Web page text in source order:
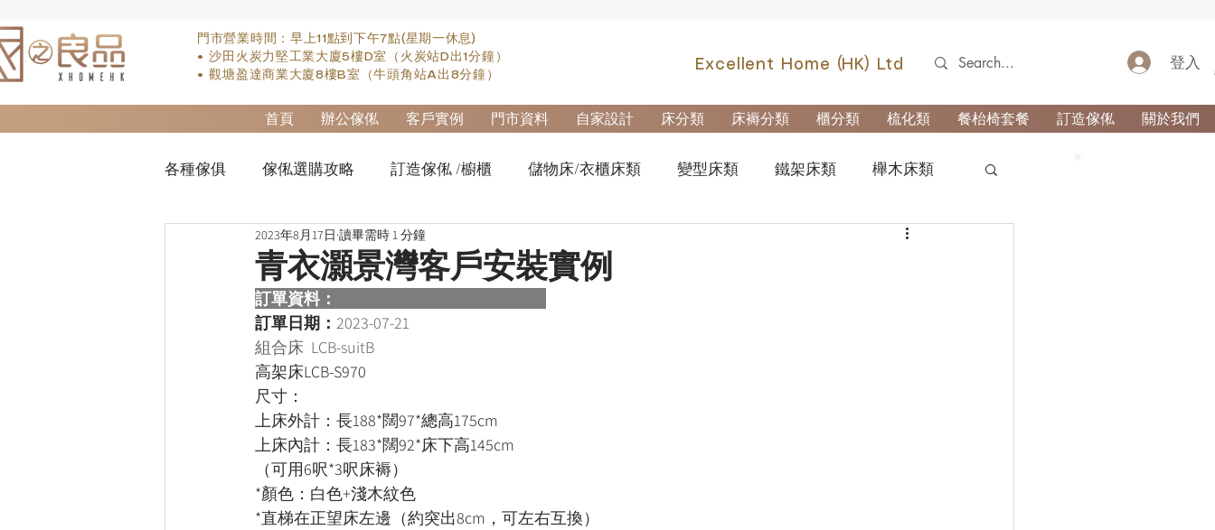
門市營業時間：早上11點到下午7點(星期一休息)
• 沙田火炭力堅工業大廈5樓D室（火炭站D出1分鐘）
• 觀塘盈達商業大廈8樓B室（牛頭角站A出8分鐘）
Excellent Home (HK) Ltd 登入
首頁 辦公傢俬 客戶實例 門市資料 自家設計 床分類 床褥分類 櫃分類 梳化類 餐枱椅套餐 訂造傢俬 關於我們
各種傢俱 傢俬選購攻略 訂造傢俬 /櫥櫃 儲物床/衣櫃床類 變型床類 鐵架床類 櫸木床類
實木床類 櫃-衣櫃 sofa類 櫃-玄關櫃
床褥類 檯類 櫃-鋼製文件櫃
青衣灝景灣客戶安裝實例
2023年8月17日 讀畢需時 1 分鐘
訂單資料：
訂單日期： 2023-07-21
組合床  LCB-suitB
高架床LCB-S970
尺寸：
上床外計：長188*闊97*總高175cm
上床內計：長183*闊92*床下高145cm
（可用6呎*3呎床褥）
*顏色：白色+淺木紋色
*直梯在正望床左邊（約突出8cm，可左右互換）